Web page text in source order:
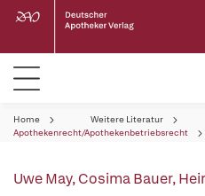
Home Weitere Literatur
Apothekenrecht/Apothekenbetriebsrecht
Uwe May,Cosima Bauer,